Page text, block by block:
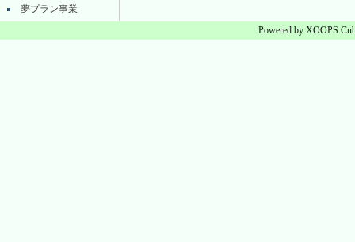
夢プラン事業
Powered by XOOPS